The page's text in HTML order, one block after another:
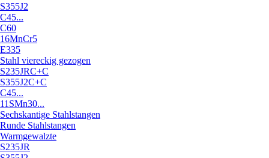
S355J2
C45...
C60
16MnCr5
E335
Stahl viereckig gezogen
S235JRC+C
S355J2C+C
C45...
11SMn30...
Sechskantige Stahlstangen
Runde Stahlstangen
Warmgewalzte
S235JR